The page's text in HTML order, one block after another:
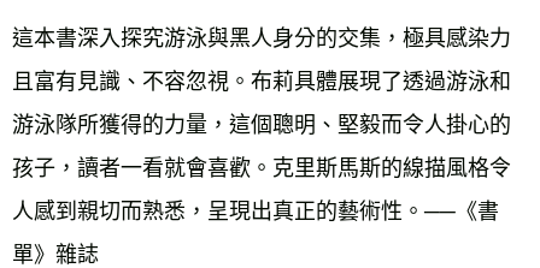
這本書深入探究游泳與黑人身分的交集，極具感染力
且富有見識、不容忽視。布莉具體展現了透過游泳和
游泳隊所獲得的力量，這個聰明、堅毅而令人掛心的
孩子，讀者一看就會喜歡。克里斯馬斯的線描風格令
人感到親切而熟悉，呈現出真正的藝術性。──《書
單》雜誌